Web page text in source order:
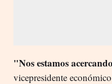
"Nos estamos
vicepresidente